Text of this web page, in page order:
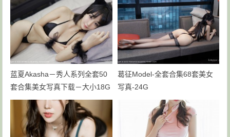
蓝夏Akasha－秀人系列全套50
套合集美女写真下载－大小18G
葛征Model-全套合集68套美女
写真-24G